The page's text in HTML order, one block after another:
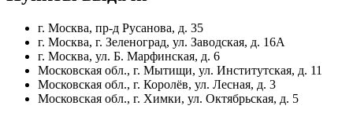
г. Москва, пр-д Русанова, д. 35
г. Москва, г. Зеленоград, ул. Заводская, д. 16А
г. Москва, ул. Б. Марфинская, д. 6
Московская обл., г. Мытищи, ул. Институтская, д. 11
Московская обл., г. Королёв, ул. Лесная, д. 3
Московская обл., г. Химки, ул. Октябрьская, д. 5